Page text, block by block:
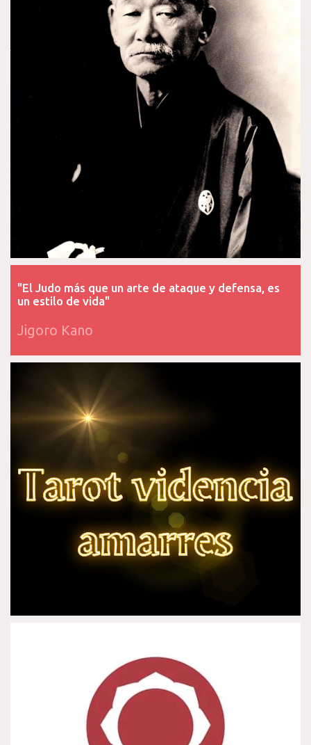
"El Judo más que un arte de ataque y defensa, es
un estilo de vida"
Jigoro Kano